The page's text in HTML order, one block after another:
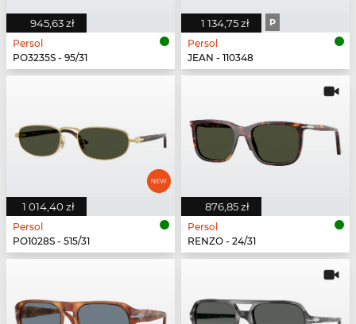
945,63 zł
Persol
PO3235S - 95/31
1 134,75 zł P
Persol
JEAN - 110348
1 014,40 zł
Persol
PO1028S - 515/31
876,85 zł
Persol
RENZO - 24/31